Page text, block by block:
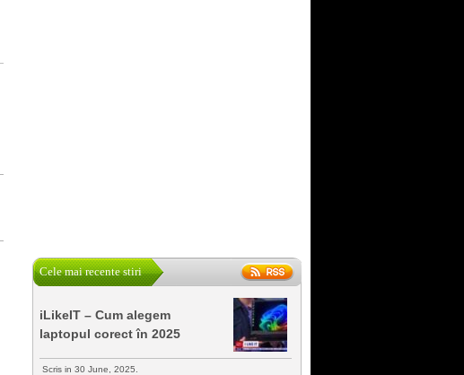
Cele mai recente stiri
iLikeIT – Cum alegem
laptopul corect în 2025
Scris in 30 June, 2025.